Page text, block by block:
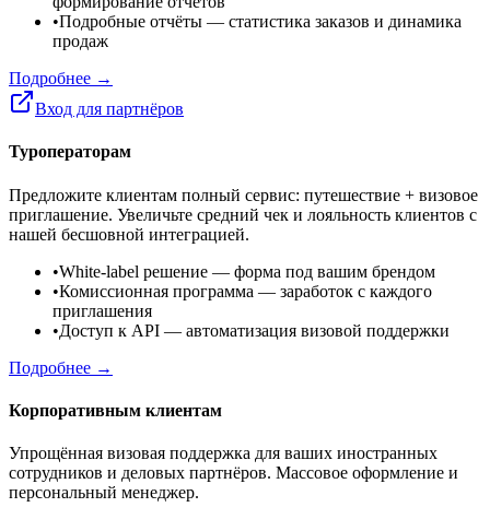
•Подробные отчёты — статистика заказов и динамика
продаж
Подробнее →
Вход для партнёров
Туроператорам
Предложите клиентам полный сервис: путешествие + визовое
приглашение. Увеличьте средний чек и лояльность клиентов с
нашей бесшовной интеграцией.
•White-label решение — форма под вашим брендом
•Комиссионная программа — заработок с каждого
приглашения
•Доступ к API — автоматизация визовой поддержки
Подробнее →
Корпоративным клиентам
Упрощённая визовая поддержка для ваших иностранных
сотрудников и деловых партнёров. Массовое оформление и
персональный менеджер.